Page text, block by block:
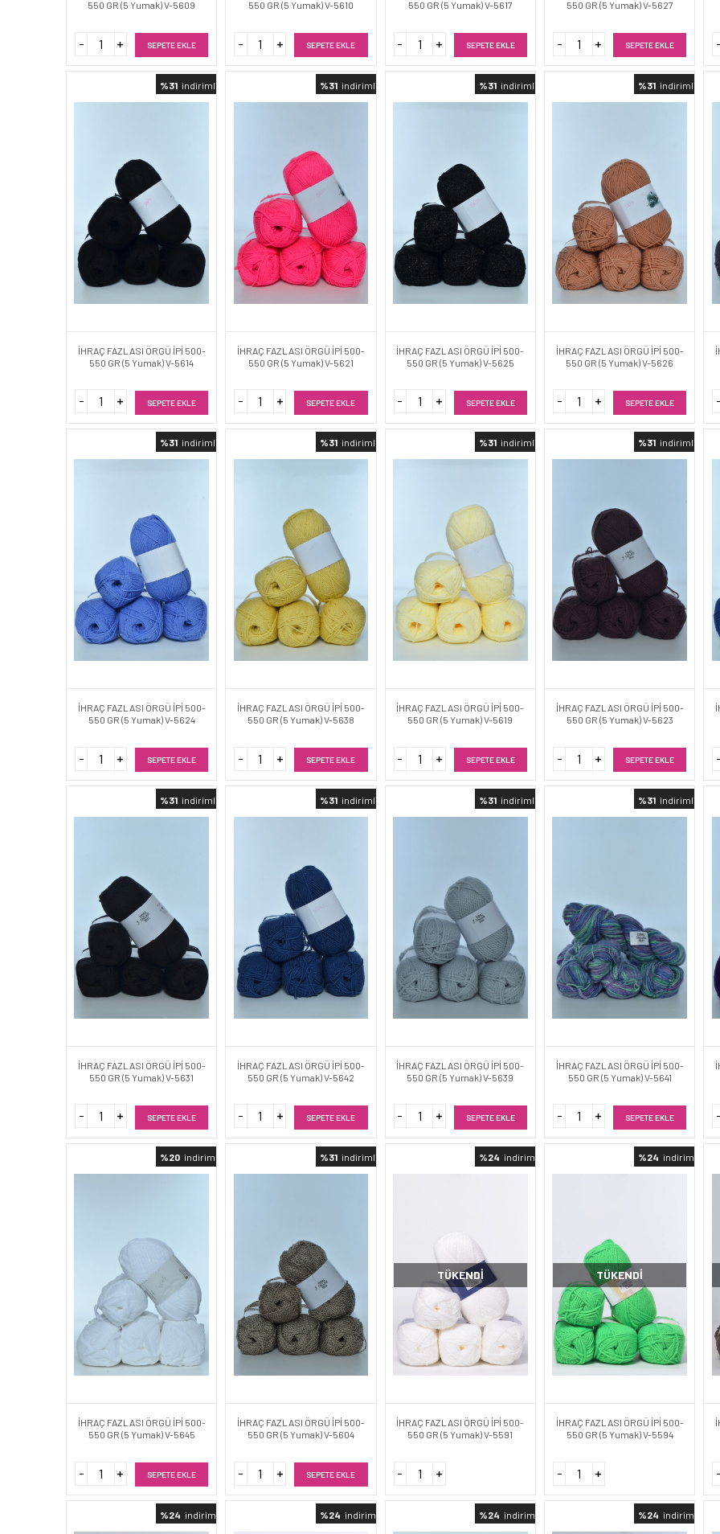
550 GR (5 Yumak) V-5609
SEPETE EKLE
550 GR (5 Yumak) V-5610
SEPETE EKLE
550 GR (5 Yumak) V-5617
SEPETE EKLE
550 GR (5 Yumak) V-5627
SEPETE EKLE
%31 indirimli
İHRAÇ FAZLASI ÖRGÜ İPİ 500-
550 GR (5 Yumak) V-5614
SEPETE EKLE
%31 indirimli
İHRAÇ FAZLASI ÖRGÜ İPİ 500-
550 GR (5 Yumak) V-5621
SEPETE EKLE
%31 indirimli
İHRAÇ FAZLASI ÖRGÜ İPİ 500-
550 GR (5 Yumak) V-5625
SEPETE EKLE
%31 indirimli
İHRAÇ FAZLASI ÖRGÜ İPİ 500-
550 GR (5 Yumak) V-5626
SEPETE EKLE
%31 indirimli
İHRAÇ FAZLASI ÖRGÜ İPİ 500-
550 GR (5 Yumak) V-5624
SEPETE EKLE
%31 indirimli
İHRAÇ FAZLASI ÖRGÜ İPİ 500-
550 GR (5 Yumak) V-5638
SEPETE EKLE
%31 indirimli
İHRAÇ FAZLASI ÖRGÜ İPİ 500-
550 GR (5 Yumak) V-5619
SEPETE EKLE
%31 indirimli
İHRAÇ FAZLASI ÖRGÜ İPİ 500-
550 GR (5 Yumak) V-5623
SEPETE EKLE
%31 indirimli
İHRAÇ FAZLASI ÖRGÜ İPİ 500-
550 GR (5 Yumak) V-5631
SEPETE EKLE
%31 indirimli
İHRAÇ FAZLASI ÖRGÜ İPİ 500-
550 GR (5 Yumak) V-5642
SEPETE EKLE
%31 indirimli
İHRAÇ FAZLASI ÖRGÜ İPİ 500-
550 GR (5 Yumak) V-5639
SEPETE EKLE
%31 indirimli
İHRAÇ FAZLASI ÖRGÜ İPİ 500-
550 GR (5 Yumak) V-5641
SEPETE EKLE
%20 indirimli
İHRAÇ FAZLASI ÖRGÜ İPİ 500-
550 GR (5 Yumak) V-5645
SEPETE EKLE
%31 indirimli
İHRAÇ FAZLASI ÖRGÜ İPİ 500-
550 GR (5 Yumak) V-5604
SEPETE EKLE
%24 indirimli
TÜKENDI
İHRAÇ FAZLASI ÖRGÜ İPİ 500-
550 GR (5 Yumak) V-5591
%24 indirimli
TÜKENDI
İHRAÇ FAZLASI ÖRGÜ İPİ 500-
550 GR (5 Yumak) V-5594
%24 indirimli %24 indirimli %24 indirimli %24 indirimli